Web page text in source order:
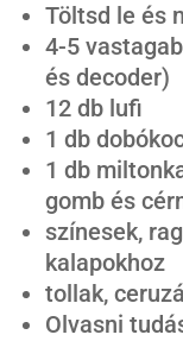
Töltsd le és
4-5
és decoder)
12 db lufi
1 db
1 db
gomb és
színesek,
kalapokhoz
tollak,
Olvasni